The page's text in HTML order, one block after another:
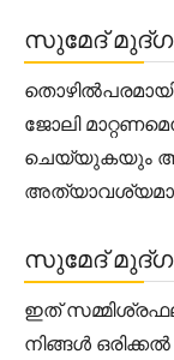
സുമേദ്
ജോലി
ചെയ്യുകയും
സുമേദ്
ഇത്
നിങ്ങൾ